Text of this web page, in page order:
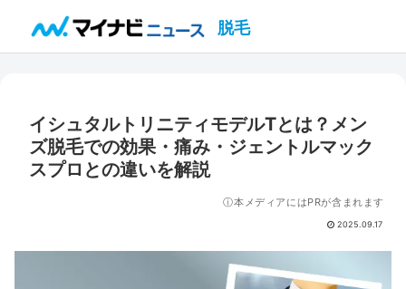
脱毛
イシュタルトリニティモデルTとは？メン
ズ脱毛での効果・痛み・ジェントルマック
スプロとの違いを解説
ⓘ本メディアにはPRが含まれます
2025.09.17